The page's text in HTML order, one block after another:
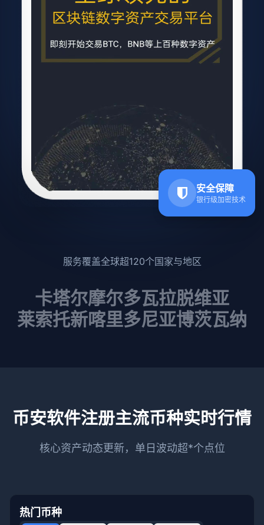
安全保障
银行级加密技术
服务覆盖全球超120个国家与地区
卡塔尔摩尔多瓦拉脱维亚
莱索托新喀里多尼亚博茨瓦纳
币安软件注册主流币种实时行情
核心资产动态更新，单日波动超*个点位
热门币种